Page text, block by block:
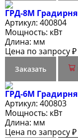
ГРД-8М Градирня
Артикул: 400804
Мощность: кВт
Длина: мм
Цена по запросу ₽
Заказать
ГРД-6М Градирня
Артикул: 400803
Мощность: кВт
Длина: мм
Цена по запросу ₽